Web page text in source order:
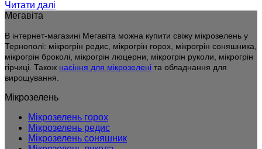
Читати далі
Мегавіта
В інтернет-магазині Мегавіта можна купити свіжу мікрозелень у
Тернополі: мікрогрін редис, мікрогрін горох, мікрогрін соняшника,
мікрогрін броколі, мікрогрін люцерни, мікрогрін руколи, мікрогрін
гірчиці. Також насіння для мікрозелені та обладнання для
вирощування.
Мікрозелень
Мікрозелень горох
Мікрозелень редис
Мікрозелень соняшник